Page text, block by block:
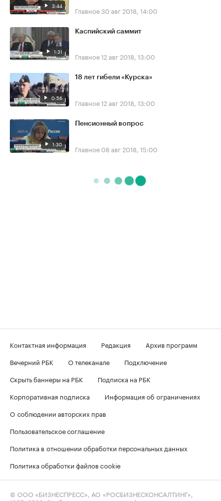
3:44 Главное30 авг 2018, 14:00
1:31
Каспийский саммит
Главное12 авг 2018, 13:00
0:56
18 лет гибели «Курска»
Главное12 авг 2018, 13:00
1:30
Пенсионный вопрос
Главное 08 авг 2018, 15:00
Контактная информация Редакция
Архив программ
Вечерний РБК
О телеканале
Подключение
Скрыть баннеры на РБК
Подписка на РБК
Корпоративная подписка
Информация об ограничениях
О соблюдении авторских прав
Пользовательское соглашение
Политика в отношении обработки персональных данных
Политика обработки файлов cookie
© ООО «БИЗНЕСПРЕСС», АО «РОСБИЗНЕСКОНСАЛТИНГ»,